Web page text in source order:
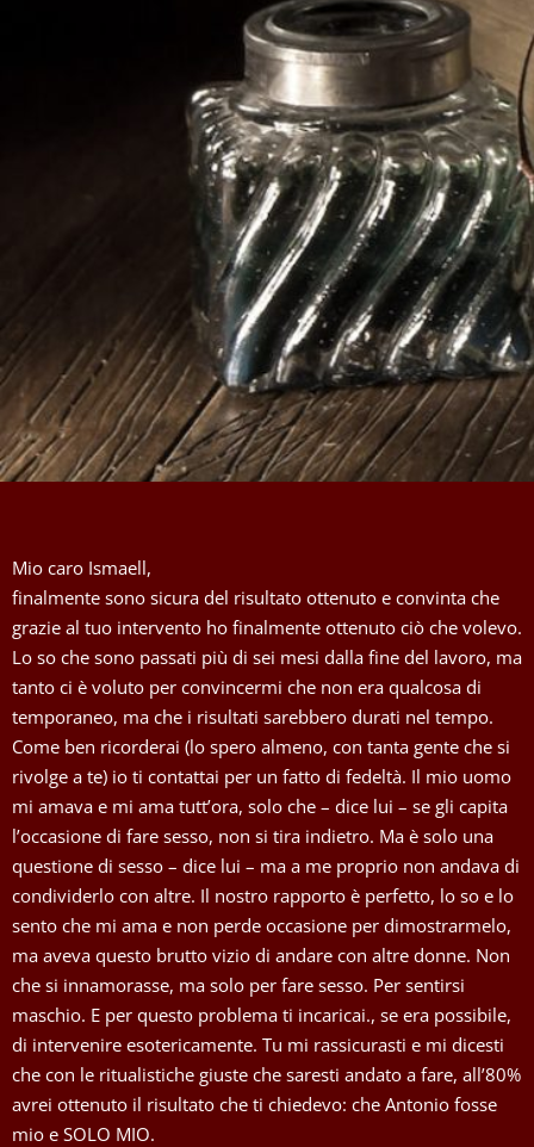
Mio caro Ismaell,
finalmente sono sicura del risultato ottenuto e convinta che
grazie al tuo intervento ho finalmente ottenuto ciò che volevo.
Lo so che sono passati più di sei mesi dalla fine del lavoro, ma
tanto ci è voluto per convincermi che non era qualcosa di
temporaneo, ma che i risultati sarebbero durati nel tempo.
Come ben ricorderai (lo spero almeno, con tanta gente che si
rivolge a te) io ti contattai per un fatto di fedeltà. Il mio uomo
mi amava e mi ama tutt’ora, solo che – dice lui – se gli capita
l’occasione di fare sesso, non si tira indietro. Ma è solo una
questione di sesso – dice lui – ma a me proprio non andava di
condividerlo con altre. Il nostro rapporto è perfetto, lo so e lo
sento che mi ama e non perde occasione per dimostrarmelo,
ma aveva questo brutto vizio di andare con altre donne. Non
che si innamorasse, ma solo per fare sesso. Per sentirsi
maschio. E per questo problema ti incaricai., se era possibile,
di intervenire esotericamente. Tu mi rassicurasti e mi dicesti
che con le ritualistiche giuste che saresti andato a fare, all’80%
avrei ottenuto il risultato che ti chiedevo: che Antonio fosse
mio e SOLO MIO.